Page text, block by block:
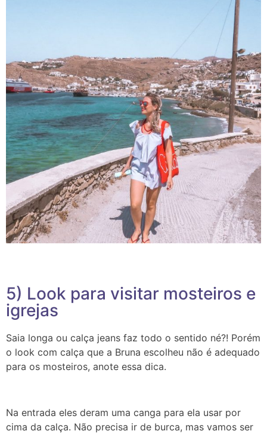
5) Look para visitar mosteiros e
igrejas
Saia longa ou calça jeans faz todo o sentido né?! Porém
o look com calça que a Bruna escolheu não é adequado
para os mosteiros, anote essa dica.
Na entrada eles deram uma canga para ela usar por
cima da calça. Não precisa ir de burca, mas vamos ser